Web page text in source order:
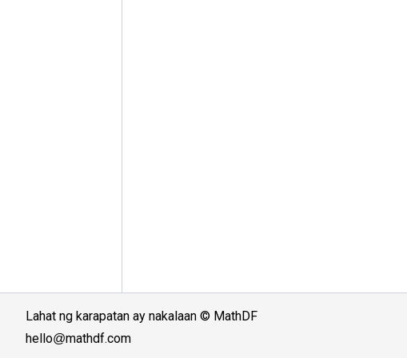
Lahat ng karapatan ay nakalaan © MathDF
hello@mathdf.com